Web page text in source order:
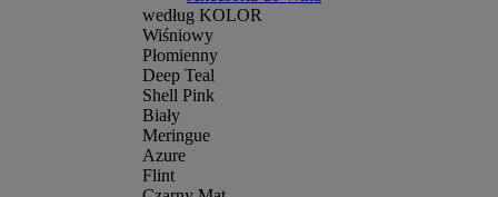
według KOLOR
Wiśniowy
Płomienny
Deep Teal
Shell Pink
Biały
Meringue
Azure
Flint